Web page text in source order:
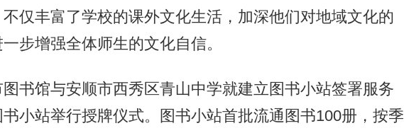
仅丰富了学校的课外文化生活，加深他们对地域文化的
步增强全体师生的文化自信。
馆与安顺市西秀区青山中学就建立图书小站签署服务
小站举行授牌仪式。图书小站首批流通图书100册，按季